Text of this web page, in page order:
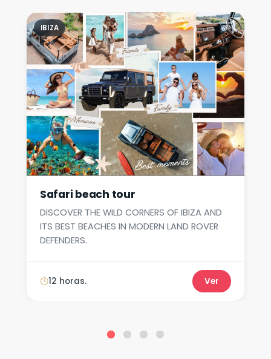
IBIZA
Safari beach tour
DISCOVER THE WILD CORNERS OF IBIZA AND
ITS BEST BEACHES IN MODERN LAND ROVER
DEFENDERS.
12 horas. Ver